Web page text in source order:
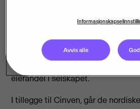
administrasjon, kunngjør i dag at
på flere eiere. Tre majoritetseiere -
Roberts (KKR), HgCapital og
eierandel i selskapet.
I tillegge til Cinven, går de
Avvis alle